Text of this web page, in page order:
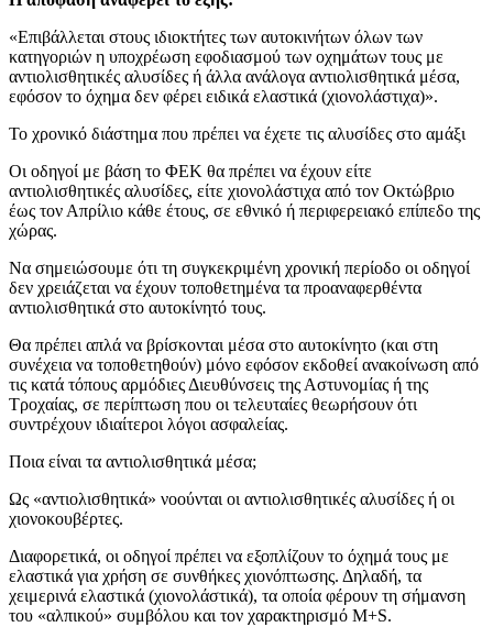
«Επιβάλλεται στους ιδιοκτήτες των αυτοκινήτων όλων των
κατηγοριών η υποχρέωση εφοδιασμού των οχημάτων τους με
αντιολισθητικές αλυσίδες ή άλλα ανάλογα αντιολισθητικά μέσα,
εφόσον το όχημα δεν φέρει ειδικά ελαστικά (χιονολάστιχα)».
Το χρονικό διάστημα που πρέπει να έχετε τις αλυσίδες στο αμάξι
Οι οδηγοί με βάση το ΦΕΚ θα πρέπει να έχουν είτε
αντιολισθητικές αλυσίδες, είτε χιονολάστιχα από τον Οκτώβριο
έως τον Απρίλιο κάθε έτους, σε εθνικό ή περιφερειακό επίπεδο της
χώρας.
Να σημειώσουμε ότι τη συγκεκριμένη χρονική περίοδο οι οδηγοί
δεν χρειάζεται να έχουν τοποθετημένα τα προαναφερθέντα
αντιολισθητικά στο αυτοκίνητό τους.
Θα πρέπει απλά να βρίσκονται μέσα στο αυτοκίνητο (και στη
συνέχεια να τοποθετηθούν) μόνο εφόσον εκδοθεί ανακοίνωση από
τις κατά τόπους αρμόδιες Διευθύνσεις της Αστυνομίας ή της
Τροχαίας, σε περίπτωση που οι τελευταίες θεωρήσουν ότι
συντρέχουν ιδιαίτεροι λόγοι ασφαλείας.
Ποια είναι τα αντιολισθητικά μέσα;
Ως «αντιολισθητικά» νοούνται οι αντιολισθητικές αλυσίδες ή οι
χιονοκουβέρτες.
Διαφορετικά, οι οδηγοί πρέπει να εξοπλίζουν το όχημά τους με
ελαστικά για χρήση σε συνθήκες χιονόπτωσης. Δηλαδή, τα
χειμερινά ελαστικά (χιονολάστικά), τα οποία φέρουν τη σήμανση
του «αλπικού» συμβόλου και τον χαρακτηρισμό M+S.